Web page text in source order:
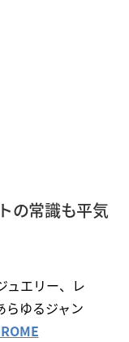
の常識も平気
ュエリー、レ
らゆるジャン